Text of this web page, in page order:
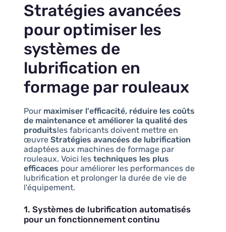
Stratégies avancées
pour optimiser les
systèmes de
lubrification en
formage par rouleaux
Pour maximiser l'efficacité, réduire les coûts
de maintenance et améliorer la qualité des
produitsles fabricants doivent mettre en
œuvre Stratégies avancées de lubrification
adaptées aux machines de formage par
rouleaux. Voici les techniques les plus
efficaces pour améliorer les performances de
lubrification et prolonger la durée de vie de
l'équipement.
1. Systèmes de lubrification automatisés
pour un fonctionnement continu